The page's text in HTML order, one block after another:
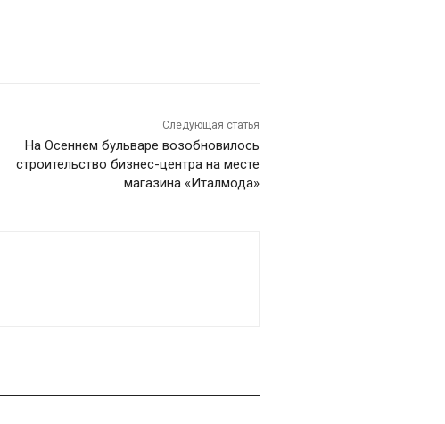
Следующая статья
На Осеннем бульваре возобновилось
строительство бизнес-центра на месте
магазина «Италмода»